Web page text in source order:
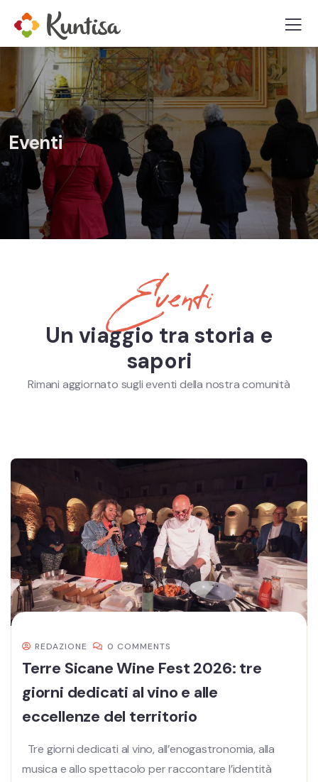
Eventi
Eventi
Un viaggio tra storia e
sapori
Rimani aggiornato sugli eventi della nostra comunità
REDAZIONE 0 COMMENTS
Terre Sicane Wine Fest 2026: tre
giorni dedicati al vino e alle
eccellenze del territorio
Tre giorni dedicati al vino, all’enogastronomia, alla
musica e allo spettacolo per raccontare l’identità